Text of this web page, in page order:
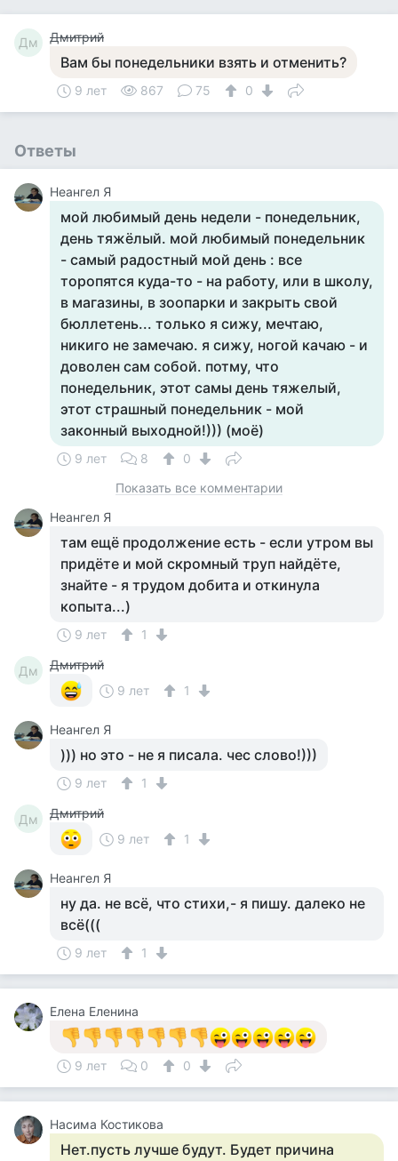
Дм Дмитрий
Вам бы понедельники взять и отменить?
9 лет 867 75 0
Ответы
Неангел Я
мой любимый день недели - понедельник,
день тяжёлый. мой любимый понедельник
- самый радостный мой день : все
торопятся куда-то - на работу, или в школу,
в магазины, в зоопарки и закрыть свой
бюллетень... только я сижу, мечтаю,
никиго не замечаю. я сижу, ногой качаю - и
доволен сам собой. потму, что
понедельник, этот самы день тяжелый,
этот страшный понедельник - мой
законный выходной!))) (моё)
9 лет 8
0
Показать все комментарии
Неангел Я
там ещё продолжение есть - если утром вы
придёте и мой скромный труп найдёте,
знайте - я трудом добита и откинула
копыта...)
9 лет 1
Дм
Дмитрий
9 лет
1
Неангел Я
))) но это - не я писала. чес слово!)))
9 лет 1
Дм
Дмитрий
9 лет
1
Неангел Я
ну да. не всё, что стихи,- я пишу. далеко не
всё(((
9 лет 1
Елена Еленина
9 лет 0 0
Насима Костикова
Нет.пусть лучше будут. Будет причина